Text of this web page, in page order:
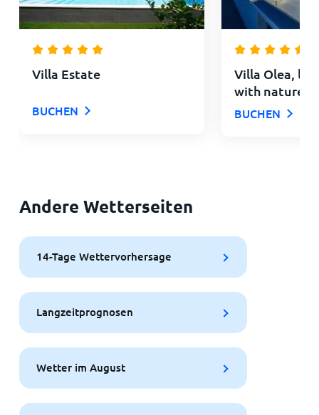
Villa Estate
BUCHEN
Villa Olea,
with nature
BUCHEN
Andere Wetterseiten
14-Tage Wettervorhersage
Langzeitprognosen
Wetter im August